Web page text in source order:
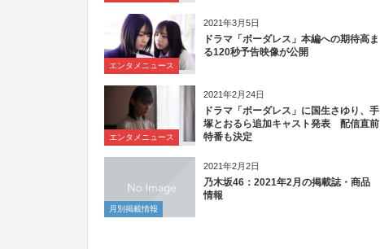
2021年3月5日
エンタメニュース
ドラマ「ボーダレス」本編への期待高ま
る120秒予告映像が公開
2021年2月24日
エンタメニュース
ドラマ「ボーダレス」に国生さゆり、手
塚とおるら追加キャスト発表 配信直前
特番も決定
2021年2月2日
月別掲載情報
乃木坂46：2021年2月の掲載誌・商品
情報